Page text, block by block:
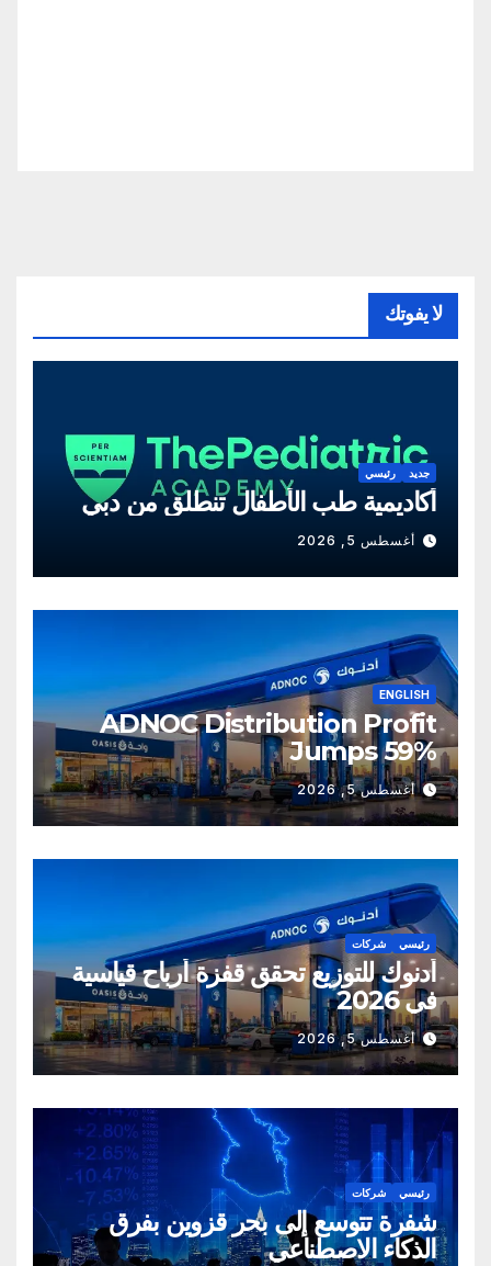
لا يفوتك
جديد رئيسي
أكاديمية طب الأطفال تنطلق من دبي
أغسطس 5, 2026
ENGLISH
ADNOC Distribution Profit
Jumps 59%
أغسطس 5, 2026
رئيسي شركات
أدنوك للتوزيع تحقق قفزة أرباح قياسية
في 2026
أغسطس 5, 2026
رئيسي شركات
شفرة تتوسع إلى بحر قزوين بفرق
الذكاء الاصطناعي